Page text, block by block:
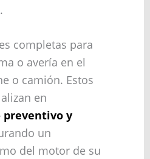
completas para
o avería en el
o camión. Estos
en
y
un
del motor de su